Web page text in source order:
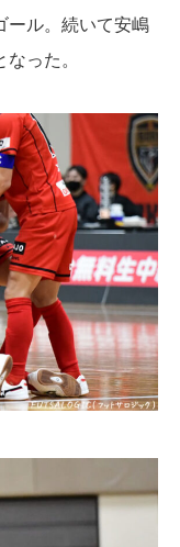
ール。続いて安嶋
った。